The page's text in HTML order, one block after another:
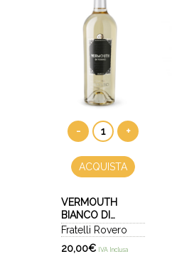
- +
ACQUISTA
VERMOUTH
BIANCO DI
TORINO
Fratelli Rovero
20,00€ IVA Inclusa